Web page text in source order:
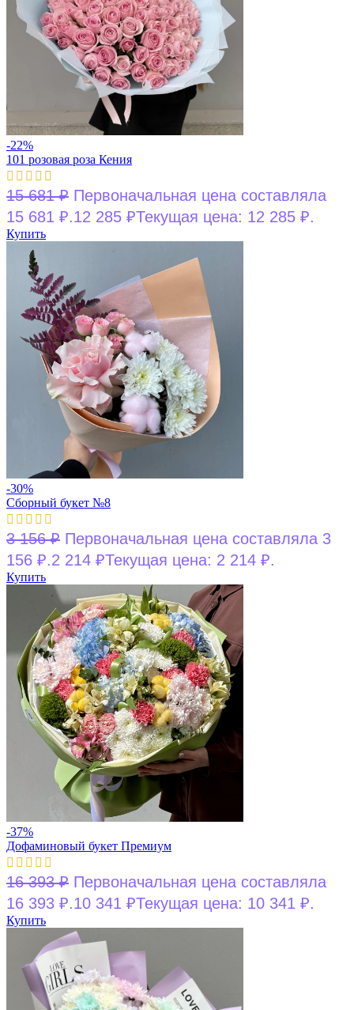
-22%
101 розовая роза Кения
15 681₽ Первоначальная цена составляла
15 681 ₽.12 285 ₽Текущая цена: 12 285 ₽.
Купить
-30%
Сборный букет №8
3 156₽ Первоначальная цена составляла 3
156 ₽.2 214 ₽Текущая цена: 2 214 ₽.
Купить
-37%
Дофаминовый букет Премиум
16 393₽ Первоначальная цена составляла
16 393 ₽.10 341 ₽Текущая цена: 10 341 ₽.
Купить